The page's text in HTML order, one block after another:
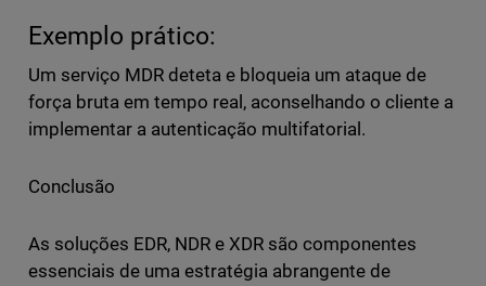
Exemplo prático:
Um serviço MDR deteta e bloqueia um ataque de
força bruta em tempo real, aconselhando o cliente a
implementar a autenticação multifatorial.
Conclusão
As soluções EDR, NDR e XDR são componentes
essenciais de uma estratégia abrangente de